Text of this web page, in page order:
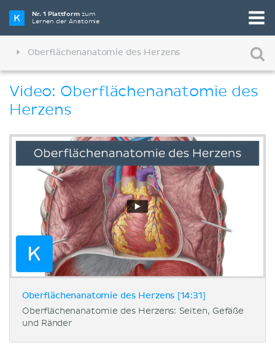
Nr. 1 Plattformzum
Lernen der Anatomie
Oberflächenanatomie des Herzens
Video: Oberflächenanatomie des
Herzens
Oberflächenanatomie des Herzens [14:31]
Oberflächenanatomie des Herzens: Seiten, Gefäße
und Ränder